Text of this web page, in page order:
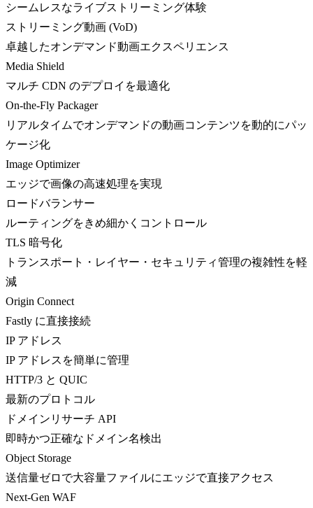
シームレスなライブストリーミング体験
ストリーミング動画 (VoD)
卓越したオンデマンド動画エクスペリエンス
Media Shield
マルチ CDN のデプロイを最適化
On-the-Fly Packager
リアルタイムでオンデマンドの動画コンテンツを動的にパッ
ケージ化
Image Optimizer
エッジで画像の高速処理を実現
ロードバランサー
ルーティングをきめ細かくコントロール
TLS 暗号化
トランスポート・レイヤー・セキュリティ管理の複雑性を軽
減
Origin Connect
Fastly に直接接続
IP アドレス
IP アドレスを簡単に管理
HTTP/3 と QUIC
最新のプロトコル
ドメインリサーチ API
即時かつ正確なドメイン名検出
Object Storage
送信量ゼロで大容量ファイルにエッジで直接アクセス
Next-Gen WAF